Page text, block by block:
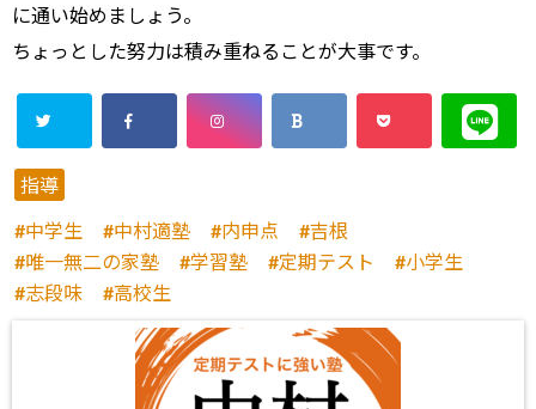
に通い始めましょう。
ちょっとした努力は積み重ねることが大事です。
指導
中学生
中村適塾 内申点
吉根
唯一無二の家塾
学習塾 定期テスト
小学生
志段味
高校生